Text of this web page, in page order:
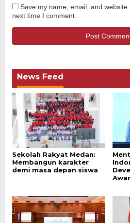
Save my name, email, and
next time I comment.
News Feed
Sekolah Rakyat Medan:
Membangun karakter
demi masa depan siswa